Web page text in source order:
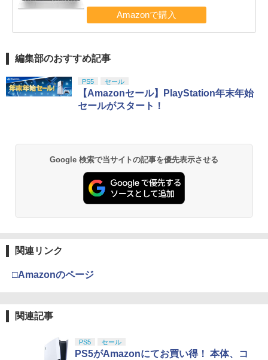
編集部のおすすめ記事
PS5 セール
【Amazonセール】PlayStation年末年始
セールがスタート！
Google 検索で当サイトの記事を優先表示させる
関連リンク
□Amazonのページ
関連記事
PS5 セール
PS5がAmazonにてお買い得！ 本体、コ